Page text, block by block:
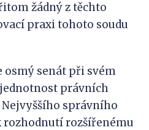
žádný z těchto
praxi tohoto soudu
osmý senát při svém
právních
správního
rozhodnutí rozšířenému